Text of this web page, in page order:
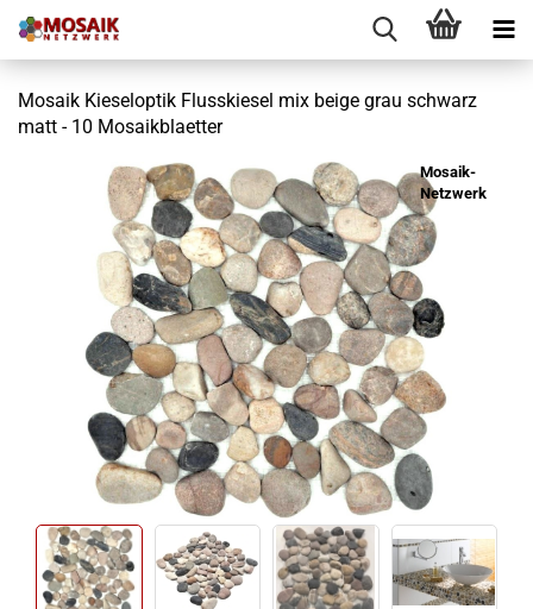
Mosaik Kieseloptik Flusskiesel mix beige grau schwarz
matt - 10 Mosaikblaetter
Mosaik-
Netzwerk